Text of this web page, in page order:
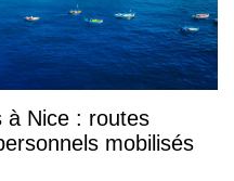
à Nice : routes
mobilisés